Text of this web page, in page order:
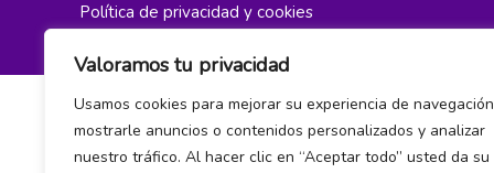
Valoramos tu privacidad
Usamos cookies para mejorar su experiencia de
mostrarle anuncios o contenidos personalizados y analizar
nuestro tráfico. Al hacer clic en “Aceptar todo” usted da su
Política de privacidad y cookies